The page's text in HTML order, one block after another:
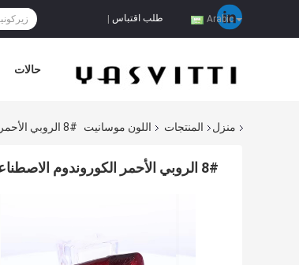
Arabic طلب اقتباس
حالات
منزل المنتجات اللون موسانيت 8# الروبي الأحمر الكوروندوم الاصطناعي الخام للخاتم والقلادة
8# الروبي الأحمر الكوروندوم الاصطناعي الخام للخاتم والقلادة